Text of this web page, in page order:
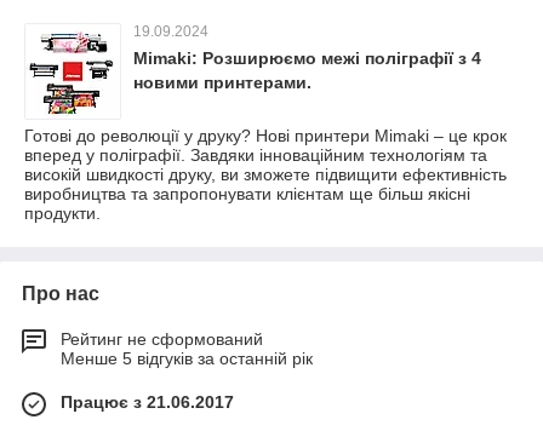
19.09.2024
Mimaki: Розширюємо межі поліграфії з 4
новими принтерами.
Готові до революції у друку? Нові принтери Mimaki – це крок
вперед у поліграфії. Завдяки інноваційним технологіям та
високій швидкості друку, ви зможете підвищити ефективність
виробництва та запропонувати клієнтам ще більш якісні
продукти.
Про нас
Рейтинг не сформований
Менше 5 відгуків за останній рік
Працює з 21.06.2017